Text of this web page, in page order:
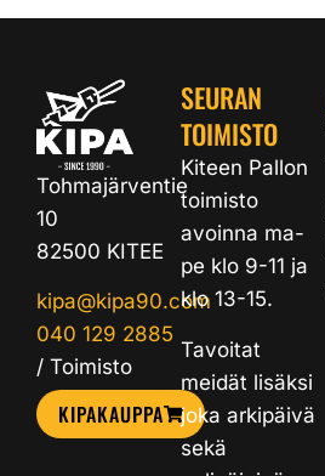
Tohmajärventie
10
82500 KITEE
kipa@kipa90.com
040 129 2885
/ Toimisto
KIPAKAUPPA
SEURAN
TOIMISTO
Kiteen Pallon
toimisto
avoinna ma-
pe klo 9-11 ja
klo 13-15.
Tavoitat
meidät lisäksi
joka arkipäivä
sekä